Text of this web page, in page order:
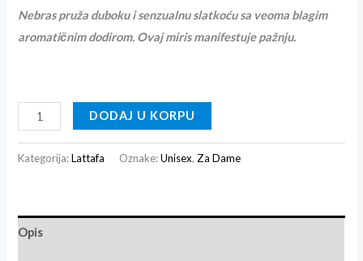
kupaca
Nebras pruža duboku i senzualnu slatkoću sa veoma blagim
aromatičnim dodirom. Ovaj miris manifestuje pažnju.
DODAJ U KORPU
Kategorija:Lattafa Oznake:Unisex,Za Dame
Opis